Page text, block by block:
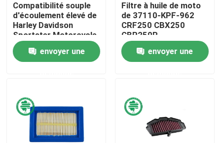
Contrôle de qualité
Contactez-nous
Filtres à air de moteur de véhicule
Filtres à air des véhicules à moteur de cabine
Compatibilité souple
d'écoulement élevé de
Harley Davidson
Sportster Motorcycle
Oil Filter
envoyer une
Filtre à huile de moto
de 37110-KPF-962
CRF250 CBX250
CBR250R
envoyer une